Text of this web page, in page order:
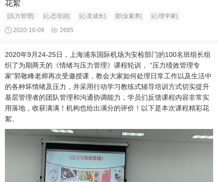
花絮
[压力管理] [心态培训] [心灵成长] [职业素养] [心理学家]
2020-10-09 2685
2020年9月24-25日，上海浦东国际机场为安检部门的100名班组长组
织了为期两天的《情绪与压力管理》课程轮训， “压力绩效管理专
家”郭敬峰老师再次受邀授课，教会大家如何处理日常工作以及生活中
的各种坏情绪及压力，并采用行动学习教练式辅导培训方式切实提升
基层管理者的团队管理和沟通协调能力，学员们反馈课程内容非常实
用落地，收获满满！机构也给出满分的评价！以下是本次课程精彩花
絮。